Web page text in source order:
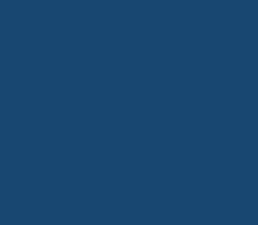
link, opens in a new window)